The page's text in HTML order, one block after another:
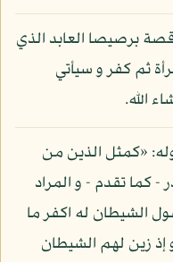
قصة برصيصا العابد الذي
ثم كفر و سيأتي
الله.
«كمثل الذين من
- كما تقدم - و المراد
الشيطان له اكفر ما
إذ زين لهم الشيطان